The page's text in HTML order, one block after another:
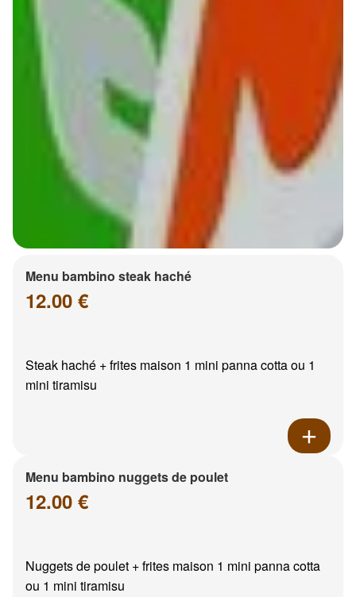
Menu bambino steak haché
12.00 €
Steak haché + frites maison 1 mini panna cotta ou 1
mini tiramisu
Menu bambino nuggets de poulet
12.00 €
Nuggets de poulet + frites maison 1 mini panna cotta
ou 1 mini tiramisu